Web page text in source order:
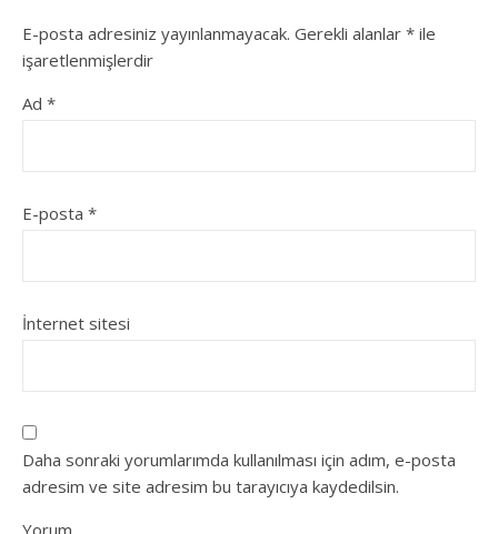
E-posta adresiniz yayınlanmayacak. Gerekli alanlar * ile
işaretlenmişlerdir
Ad *
E-posta *
İnternet sitesi
Daha sonraki yorumlarımda kullanılması için adım, e-posta
adresim ve site adresim bu tarayıcıya kaydedilsin.